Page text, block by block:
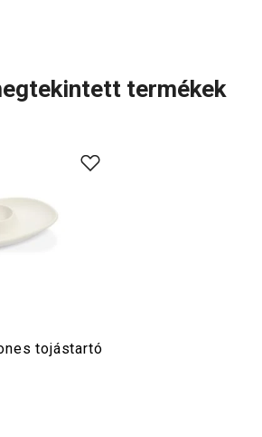
a FANCY HOME Stones
tálaláshoz
formavilágát a lávakövek ihlették.
lekerekített vonalak jellemzik.
termékek
tojástartó